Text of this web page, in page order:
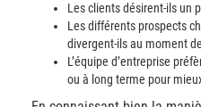
Les clients désirent-ils un
Les différents prospects
divergent-ils au moment
L’équipe d’entreprise
ou à long terme pour